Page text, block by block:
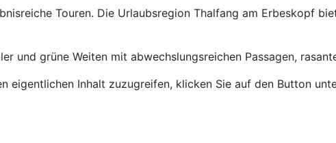
Touren. Die Urlaubsregion Thalfang am Erbeskopf
und grüne Weiten mit abwechslungsreichen Passagen,
eigentlichen Inhalt zuzugreifen, klicken Sie auf den Button